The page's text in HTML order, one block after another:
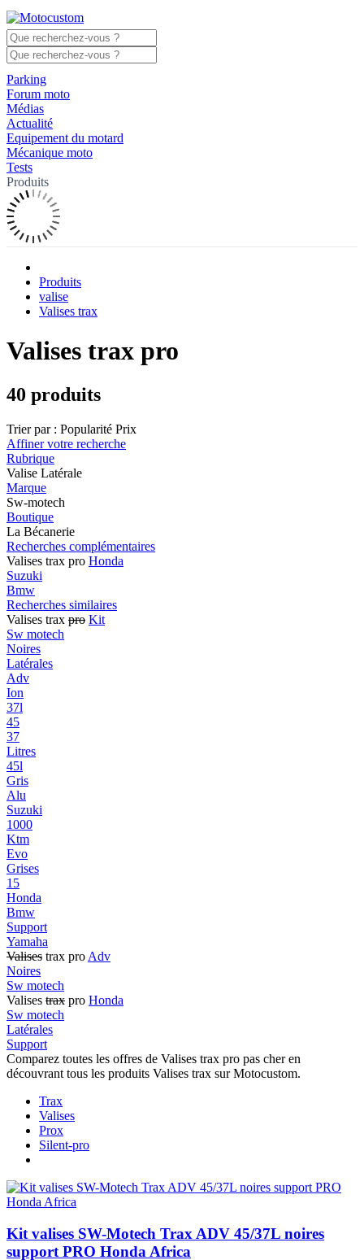
Parking
Forum moto
Médias
Actualité
Equipement du motard
Mécanique moto
Tests
Produits
Produits
valise
Valises trax
Valises trax pro
40 produits
Trier par : Popularité Prix
Affiner votre recherche
Rubrique
Valise Latérale
Marque
Sw-motech
Boutique
La Bécanerie
Recherches complémentaires
Valises trax pro Honda
Suzuki
Bmw
Recherches similaires
Valises trax pro Kit
Sw motech
Noires
Latérales
Adv
Ion
37l
45
37
Litres
45l
Gris
Alu
Suzuki
1000
Ktm
Evo
Grises
15
Honda
Bmw
Support
Yamaha
Valises trax pro Adv
Noires
Sw motech
Valises trax pro Honda
Sw motech
Latérales
Support
Comparez toutes les offres de Valises trax pro pas cher en
découvrant tous les produits Valises trax sur Motocustom.
Trax
Valises
Prox
Silent-pro
Kit valises SW-Motech Trax ADV 45/37L noires
support PRO Honda Africa